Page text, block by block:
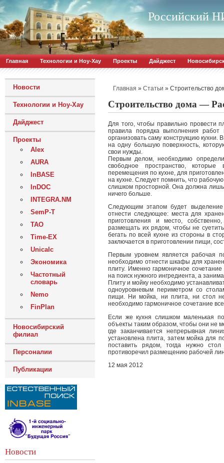
Российский
Главная Технологии и Ноу-Хау Проекты Дайджест
Новости
Технологии и Ноу-Хау
Дайджест
Проекты
Alex
AURA
InBASE
InDOC
INTEGRA.NM
SemP-T
ТАО
Time-EX
Unicalc
Экономика
Частотный
словарь
Nemo
FinPlan
Новосибирский
филиал
Персоналии
Публикации
Новости
Главная » Статьи » Строительство
Строительство дома —
Для того, чтобы правильно провести
правила порядка выполнения работ
организовать саму конструкцию
на одну большую поверхность,
свои нужды.
Первым делом, необходимо
свободное пространство,
перемещения по кухне, для
на кухне. Следует помнить, что
слишком просторной. Она должна лишь
ничего больше.
Следующим этапом будет
отнести следующее: места для
приготовления и место,
размещать их рядом, чтобы не
бегать по всей кухне из стороны в
заключается в приготовлении пищи,
Первым уровнем является рабочая
необходимо отнести шкафы для
плиту. Именно гармоничное
на поиск нужного ингредиента, а
Плиту и мойку необходимо
одноуровневым периметром со
пищи. Ни мойка, ни плита, ни стол
необходимо гармоничное сочетание
Если же кухня слишком маленькая
объекты таким образом, чтобы они не
где заканчивается непрерывная
установлена плита, затем мойка для
поставить рядом, тогда нужно
противоречил размещению рабочей
12 мая 2012